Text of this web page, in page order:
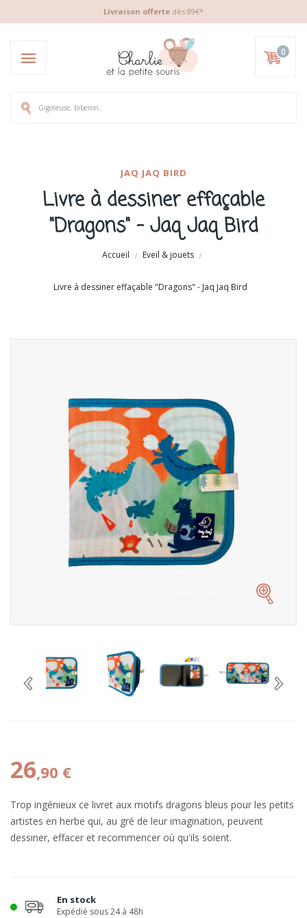
Livraison offerte dès 89€*
0
JAQ JAQ BIRD
Livre à dessiner effaçable
"Dragons" - Jaq Jaq Bird
Accueil Eveil & jouets
Livre à dessiner effaçable "Dragons" - Jaq Jaq Bird
26,90 €
Trop ingénieux ce livret aux motifs dragons bleus pour les petits
artistes en herbe qui, au gré de leur imagination, peuvent
dessiner, effacer et recommencer où qu'ils soient.
En stock
Expédié sous 24 à 48h